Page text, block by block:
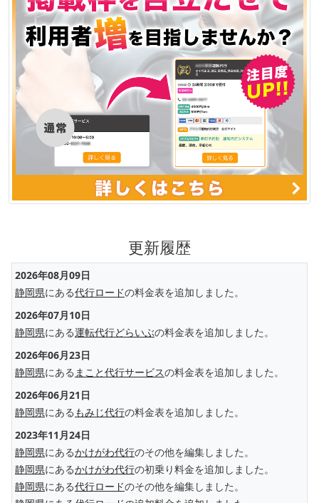
更新履歴
2026年08月09日
静岡県にある代行ロードの料金表を追加しました。
2026年07月10日
静岡県にある運転代行どらいぶの料金表を追加しました。
2026年06月23日
静岡県にある まこと代行サービスの料金表を追加しました。
2026年06月21日
静岡県にある もみじ代行の料金表を追加しました。
2023年11月24日
静岡県にあるかけがわ代行のその他を編集しました。
静岡県にあるかけがわ代行の初乗り料金を追加しました。
静岡県にある代行ロードのその他を編集しました。